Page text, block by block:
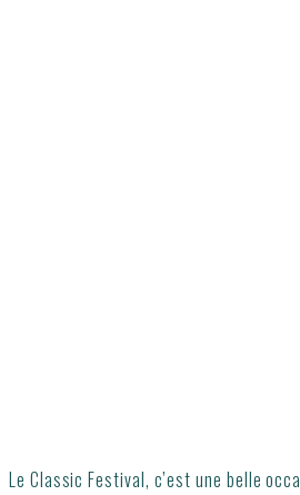
Le Classic Festival, c’est une belle